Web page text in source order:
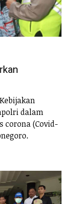
Kebijakan
dalam
corona (Covid-